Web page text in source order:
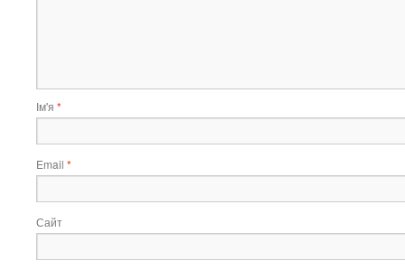
Ім'я *
Email *
Сайт